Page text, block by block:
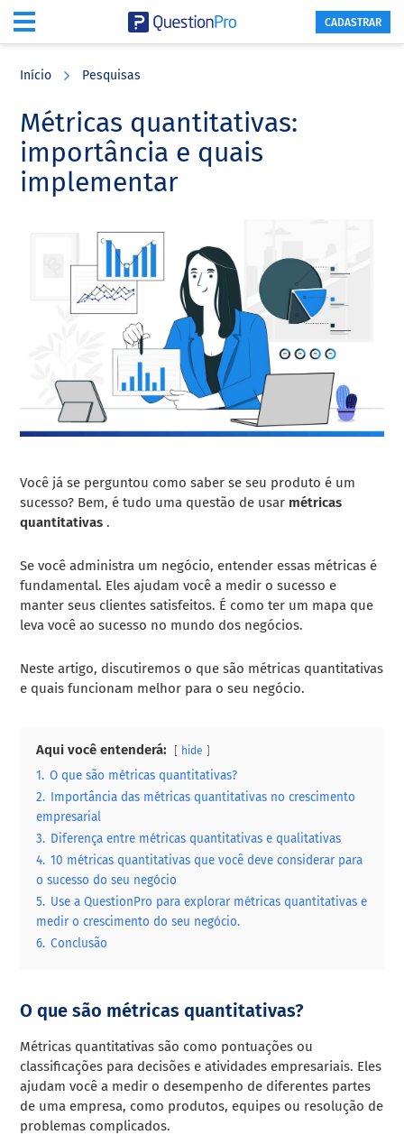
content
sidebar
CADASTRAR
Início Pesquisas
Métricas quantitativas:
importância e quais
implementar
Você já se perguntou como saber se seu produto é um
sucesso? Bem, é tudo uma questão de usar métricas
quantitativas .
Se você administra um negócio, entender essas métricas é
fundamental. Eles ajudam você a medir o sucesso e
manter seus clientes satisfeitos. É como ter um mapa que
leva você ao sucesso no mundo dos negócios.
Neste artigo, discutiremos o que são métricas quantitativas
e quais funcionam melhor para o seu negócio.
Aqui você entenderá: hide
1. O que são métricas quantitativas?
2. Importância das métricas quantitativas no crescimento
empresarial
3. Diferença entre métricas quantitativas e qualitativas
4. 10 métricas quantitativas que você deve considerar para
o sucesso do seu negócio
5. Use a QuestionPro para explorar métricas quantitativas e
medir o crescimento do seu negócio.
6. Conclusão
O que são métricas quantitativas?
Métricas quantitativas são como pontuações ou
classificações para decisões e atividades empresariais. Eles
ajudam você a medir o desempenho de diferentes partes
de uma empresa, como produtos, equipes ou resolução de
problemas complicados.